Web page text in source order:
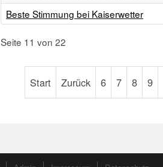
Beste Stimmung bei Kaiserwetter
Seite 11 von 22
Start Zurück 6 7 8 9